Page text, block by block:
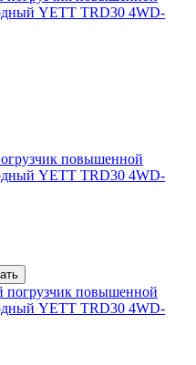
повышенной
YETT TRD30 4WD-